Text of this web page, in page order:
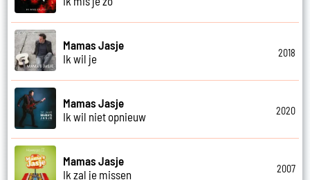
Mamas Jasje
Ik wil je
2018
Mamas Jasje
Ik wil niet opnieuw
2020
Mamas Jasje
Ik zal je missen
2007